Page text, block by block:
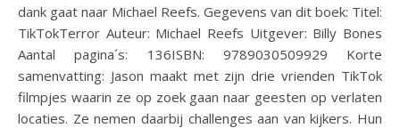
dank gaat naar Michael Reefs. Gegevens van dit boek: Titel:
TikTokTerror Auteur: Michael Reefs Uitgever: Billy Bones
Aantal pagina´s: 136ISBN: 9789030509929 Korte
samenvatting: Jason maakt met zijn drie vrienden TikTok
filmpjes waarin ze op zoek gaan naar geesten op verlaten
locaties. Ze nemen daarbij challenges aan van kijkers. Hun